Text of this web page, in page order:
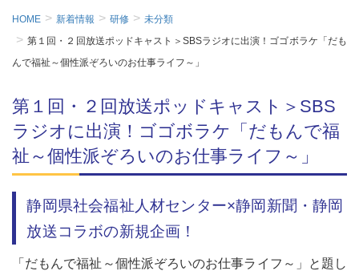
HOME 新着情報 研修
未分類
第１回・２回放送ポッドキャスト＞SBSラジオに出演！ゴゴボラケ「だも
んで福祉～個性派ぞろいのお仕事ライフ～」
第１回・２回放送ポッドキャスト＞SBS
ラジオに出演！ゴゴボラケ「だもんで福
祉～個性派ぞろいのお仕事ライフ～」
静岡県社会福祉人材センター×静岡新聞・静岡
放送コラボの新規企画！
「だもんで福祉～個性派ぞろいのお仕事ライフ～」と題し